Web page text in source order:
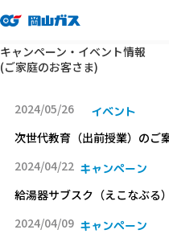
トップページ
キャンペー
キャンペーン・イ
キャンペーン・イベント情報
(ご家庭のお客さま)
2024/05/26 イベント
次世代教育（出前授業）のご
2024/04/22 キャンペーン
給湯器サブスク（えこなぶる
2024/04/09 キャンペーン